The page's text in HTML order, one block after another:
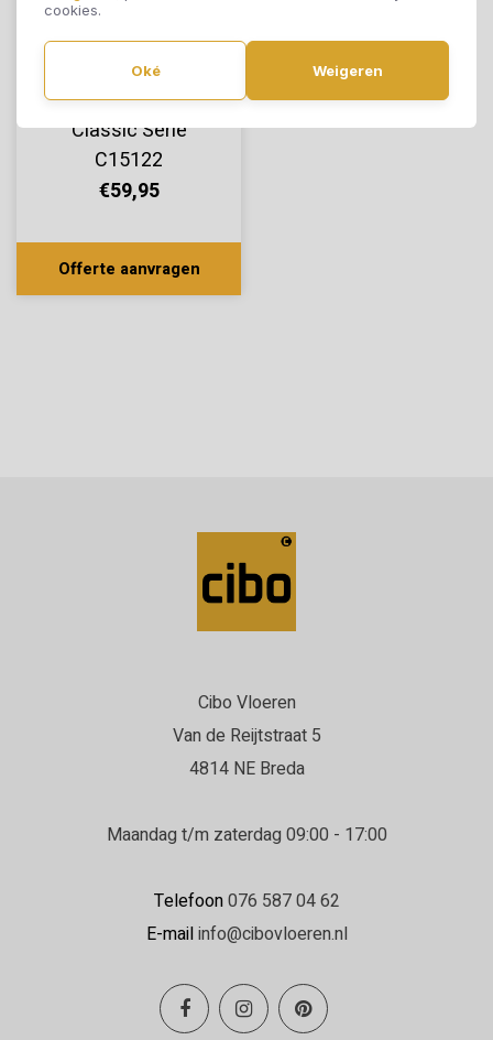
cookies.
Oké Weigeren
Therdex Click
Classic Serie
C15122
€59,95
Offerte aanvragen
Cibo Vloeren
Van de Reijtstraat 5
4814 NE Breda
Maandag t/m zaterdag 09:00 - 17:00
Telefoon076 587 04 62
E-mailinfo@cibovloeren.nl